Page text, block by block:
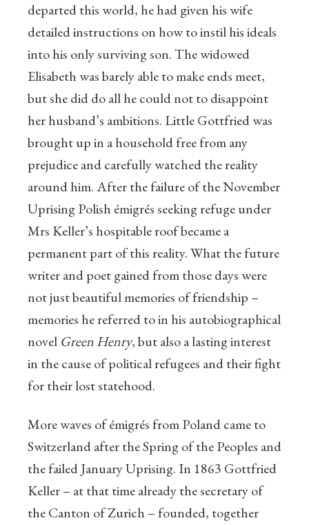
departed this world, he had given his wife
detailed instructions on how to instil his ideals
into his only surviving son. The widowed
Elisabeth was barely able to make ends meet,
but she did do all he could not to disappoint
her husband’s ambitions. Little Gottfried was
brought up in a household free from any
prejudice and carefully watched the reality
around him. After the failure of the November
Uprising Polish émigrés seeking refuge under
Mrs Keller’s hospitable roof became a
permanent part of this reality. What the future
writer and poet gained from those days were
not just beautiful memories of friendship –
memories he referred to in his autobiographical
novel Green Henry, but also a lasting interest
in the cause of political refugees and their fight
for their lost statehood.
More waves of émigrés from Poland came to
Switzerland after the Spring of the Peoples and
the failed January Uprising. In 1863 Gottfried
Keller – at that time already the secretary of
the Canton of Zurich – founded, together